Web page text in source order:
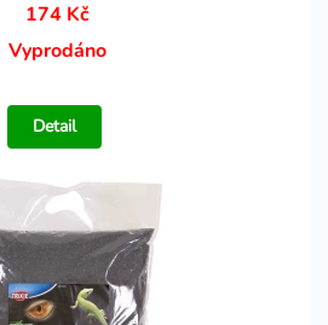
174 Kč
Vyprodáno
Detail